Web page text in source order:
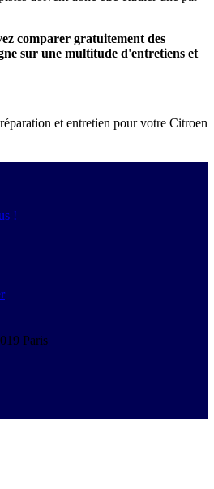
comparer gratuitement des
sur une multitude d'entretiens et
et entretien pour votre Citroen
!
Paris